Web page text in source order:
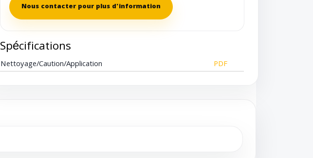
Nous contacter pour plus d'information
Spécifications
Nettoyage/Caution/Application PDF